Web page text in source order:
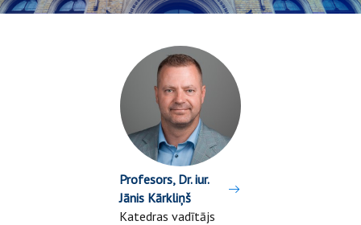
Profesors, Dr. iur.
Jānis Kārkliņš
Katedras vadītājs